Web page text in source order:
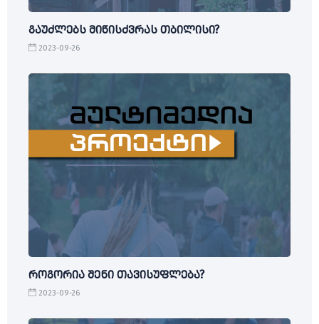
გაუძლებს მიწისძვრას თბილისი?
2023-09-26
როგორია შენი თავისუფლება?
2023-09-26